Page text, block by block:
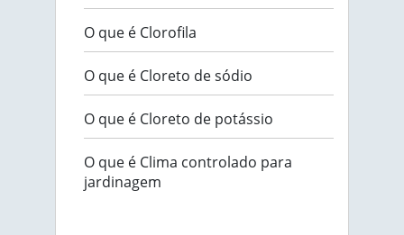
O que é Clorofila
O que é Cloreto de sódio
O que é Cloreto de potássio
O que é Clima controlado para
jardinagem